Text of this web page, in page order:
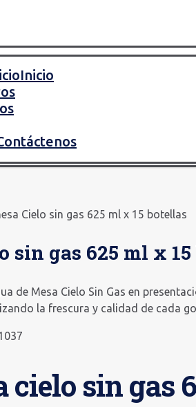
Inicio
Cielo sin gas 625 ml x 15 botellas
sin gas 625 ml x
de Mesa Cielo Sin Gas en
la frescura y calidad de cada
cielo sin gas